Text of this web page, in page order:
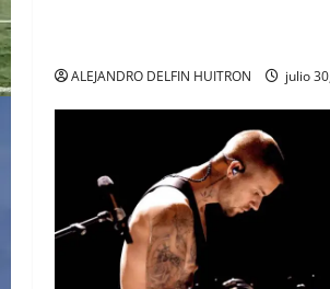
ALEJANDRO DELFIN HUITRON julio